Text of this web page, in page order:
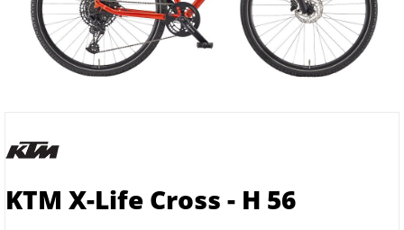
KTM X-Life Cross - H 56